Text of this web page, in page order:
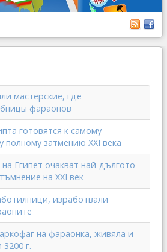
мастерские, где
фараонов
готовятся к самому
затмению XXI века
Египет очакват най-дългото
на XXI век
изработвали
на фараонка, живяла и
г.